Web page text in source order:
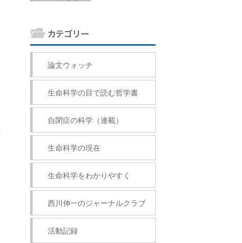
論文ウォッチ
生命科学の目で読む哲学書
自閉症の科学（連載）
生命科学の現在
生命科学をわかりやすく
西川伸一のジャーナルクラブ
活動記録